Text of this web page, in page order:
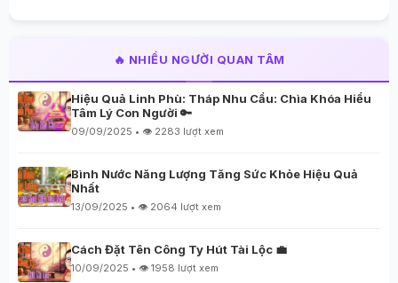
🔥 NHIỀU NGƯỜI QUAN TÂM
Hiệu Quả Linh Phù: Tháp Nhu Cầu: Chìa Khóa Hiểu
Tâm Lý Con Người 🔑
09/09/2025 • 👁️ 2283 lượt xem
Bình Nước Năng Lượng Tăng Sức Khỏe Hiệu Quả
Nhất
13/09/2025 • 👁️ 2064 lượt xem
Cách Đặt Tên Công Ty Hút Tài Lộc 💼
10/09/2025 • 👁️ 1958 lượt xem